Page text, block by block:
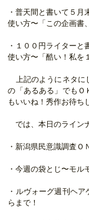
・普天間と書いて５月
使い方〜「この企画書
・１００円ライターと
使い方〜「酷い！私を
上記のようにネタに
の「あるある」でもＯ
もいいね！秀作お待ち
では、本日のライン
・新潟県民意識調査Ｏ
・今週の袋とじ〜モル
・ルヴォーグ週刊ヘ
らまで！